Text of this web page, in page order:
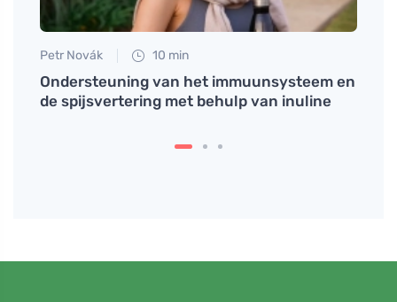
Petr Novák 10 min
Ondersteuning van het immuunsysteem en
de spijsvertering met behulp van inuline